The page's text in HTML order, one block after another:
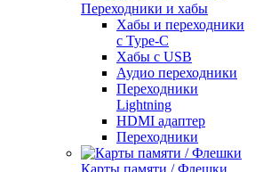
Переходники и хабы
Хабы и переходники
с Type-C
Хабы с USB
Аудио переходники
Переходники
Lightning
HDMI адаптер
Переходники
Карты памяти / Флешки